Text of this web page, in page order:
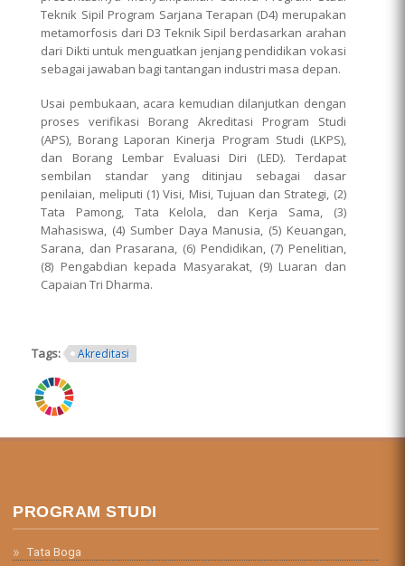
Teknik Sipil Program Sarjana Terapan (D4) merupakan
metamorfosis dari D3 Teknik Sipil berdasarkan arahan
dari Dikti untuk menguatkan jenjang pendidikan vokasi
sebagai jawaban bagi tantangan industri masa depan.
Usai pembukaan, acara kemudian dilanjutkan dengan
proses verifikasi Borang Akreditasi Program Studi
(APS), Borang Laporan Kinerja Program Studi (LKPS),
dan Borang Lembar Evaluasi Diri (LED). Terdapat
sembilan standar yang ditinjau sebagai dasar
penilaian, meliputi (1) Visi, Misi, Tujuan dan Strategi, (2)
Tata Pamong, Tata Kelola, dan Kerja Sama, (3)
Mahasiswa, (4) Sumber Daya Manusia, (5) Keuangan,
Sarana, dan Prasarana, (6) Pendidikan, (7) Penelitian,
(8) Pengabdian kepada Masyarakat, (9) Luaran dan
Capaian Tri Dharma.
Tags: Akreditasi
ring.png
PROGRAM STUDI
Tata Boga